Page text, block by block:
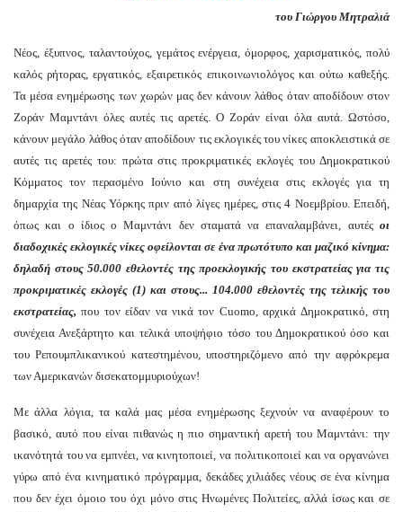
του Γιώργου Μητραλιά
Νέος, έξυπνος, ταλαντούχος, γεμάτος ενέργεια, όμορφος, χαρισματικός, πολύ
καλός ρήτορας, εργατικός, εξαιρετικός επικοινωνιολόγος και ούτω καθεξής.
Τα μέσα ενημέρωσης των χωρών μας δεν κάνουν λάθος όταν αποδίδουν στον
Ζοράν Μαμντάνι όλες αυτές τις αρετές. Ο Ζοράν είναι όλα αυτά. Ωστόσο,
κάνουν μεγάλο λάθος όταν αποδίδουν τις εκλογικές του νίκες αποκλειστικά σε
αυτές τις αρετές του: πρώτα στις προκριματικές εκλογές του Δημοκρατικού
Κόμματος τον περασμένο Ιούνιο και στη συνέχεια στις εκλογές για τη
δημαρχία της Νέας Υόρκης πριν από λίγες ημέρες, στις 4 Νοεμβρίου. Επειδή,
όπως και ο ίδιος ο Μαμντάνι δεν σταματά να επαναλαμβάνει, αυτές οι
διαδοχικές εκλογικές νίκες οφείλονται σε ένα πρωτότυπο και μαζικό κίνημα:
δηλαδή στους 50.000 εθελοντές της προεκλογικής του εκστρατείας για τις
προκριματικές εκλογές (1) και στους... 104.000 εθελοντές της τελικής του
εκστρατείας, που τον είδαν να νικά τον Cuomo, αρχικά Δημοκρατικό, στη
συνέχεια Ανεξάρτητο και τελικά υποψήφιο τόσο του Δημοκρατικού όσο και
του Ρεπουμπλικανικού κατεστημένου, υποστηριζόμενο από την αφρόκρεμα
των Αμερικανών δισεκατομμυριούχων!
Με άλλα λόγια, τα καλά μας μέσα ενημέρωσης ξεχνούν να αναφέρουν το
βασικό, αυτό που είναι πιθανώς η πιο σημαντική αρετή του Μαμντάνι: την
ικανότητά του να εμπνέει, να κινητοποιεί, να πολιτικοποιεί και να οργανώνει
γύρω από ένα κινηματικό πρόγραμμα, δεκάδες χιλιάδες νέους σε ένα κίνημα
που δεν έχει όμοιο του όχι μόνο στις Ηνωμένες Πολιτείες, αλλά ίσως και σε